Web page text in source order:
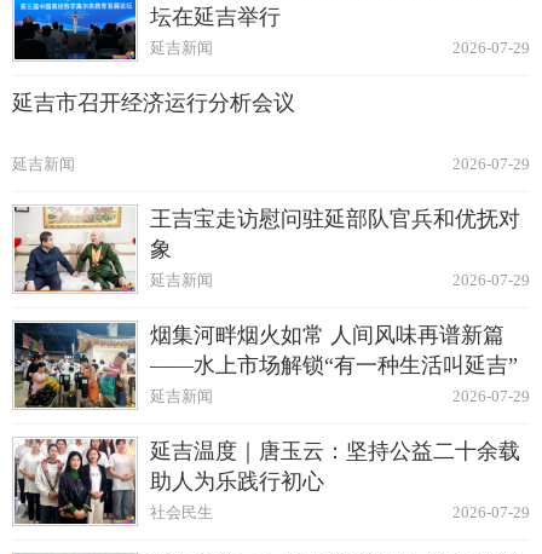
坛在延吉举行
2026-07-29
延吉新闻
延吉市召开经济运行分析会议
2026-07-29
延吉新闻
王吉宝走访慰问驻延部队官兵和优抚对
象
2026-07-29
延吉新闻
烟集河畔烟火如常 人间风味再谱新篇
——水上市场解锁“有一种生活叫延吉”
2026-07-29
延吉新闻
延吉温度｜唐玉云：坚持公益二十余载
助人为乐践行初心
2026-07-29
社会民生